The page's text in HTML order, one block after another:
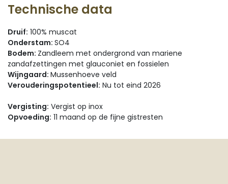
Technische data
Druif: 100% muscat
Onderstam: SO4
Bodem: Zandleem met ondergrond van mariene
zandafzettingen met glauconiet en fossielen
Wijngaard: Mussenhoeve veld
Verouderingspotentieel: Nu tot eind 2026
Vergisting: Vergist op inox
Opvoeding: 11 maand op de fijne gistresten